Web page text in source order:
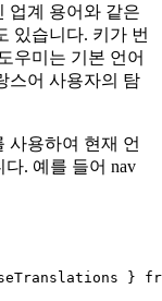
업계 용어와 같은
있습니다. 키가 번
도우미는 기본 언어
스어 사용자의 탐
사용하여 현재 언
. 예를 들어 nav
}